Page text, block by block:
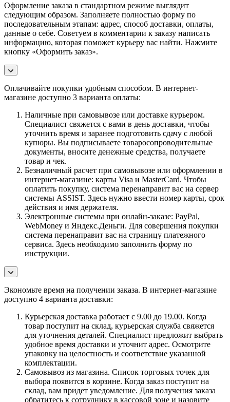
Оформление заказа в стандартном режиме выглядит
следующим образом. Заполняете полностью форму по
последовательным этапам: адрес, способ доставки, оплаты,
данные о себе. Советуем в комментарии к заказу написать
информацию, которая поможет курьеру вас найти. Нажмите
кнопку «Оформить заказ».
Оплачивайте покупки удобным способом. В интернет-
магазине доступно 3 варианта оплаты:
Наличные при самовывозе или доставке курьером.
Специалист свяжется с вами в день доставки, чтобы
уточнить время и заранее подготовить сдачу с любой
купюры. Вы подписываете товаросопроводительные
документы, вносите денежные средства, получаете
товар и чек.
Безналичный расчет при самовывозе или оформлении в
интернет-магазине: карты Visa и MasterCard. Чтобы
оплатить покупку, система перенаправит вас на сервер
системы ASSIST. Здесь нужно ввести номер карты, срок
действия и имя держателя.
Электронные системы при онлайн-заказе: PayPal,
WebMoney и Яндекс.Деньги. Для совершения покупки
система перенаправит вас на страницу платежного
сервиса. Здесь необходимо заполнить форму по
инструкции.
Экономьте время на получении заказа. В интернет-магазине
доступно 4 варианта доставки:
Курьерская доставка работает с 9.00 до 19.00. Когда
товар поступит на склад, курьерская служба свяжется
для уточнения деталей. Специалист предложит выбрать
удобное время доставки и уточнит адрес. Осмотрите
упаковку на целостность и соответствие указанной
комплектации.
Самовывоз из магазина. Список торговых точек для
выбора появится в корзине. Когда заказ поступит на
склад, вам придет уведомление. Для получения заказа
обратитесь к сотруднику в кассовой зоне и назовите